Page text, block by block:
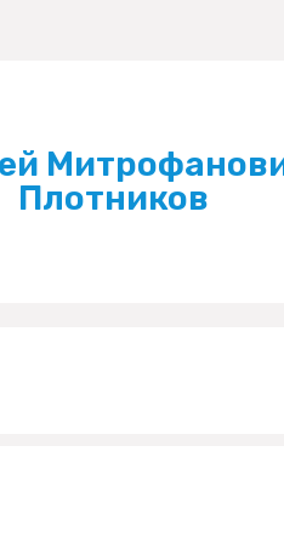
Плотников